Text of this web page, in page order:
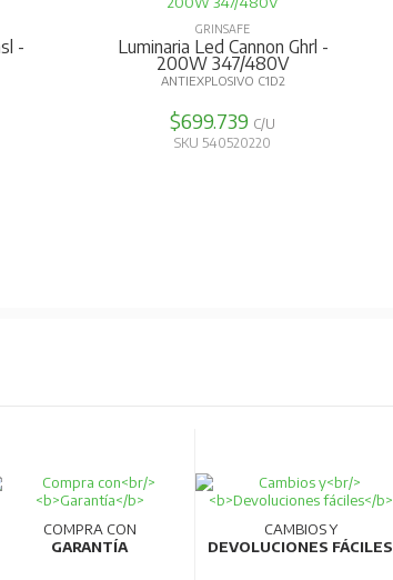
-
GRINSAFE
Luminaria Led Cannon Ghrl -
200W 347/480V
ANTIEXPLOSIVO C1D2
$699.739 C/U
SKU 540520220
COMPRA CON
GARANTÍA
CAMBIOS Y
DEVOLUCIONES FÁCILES